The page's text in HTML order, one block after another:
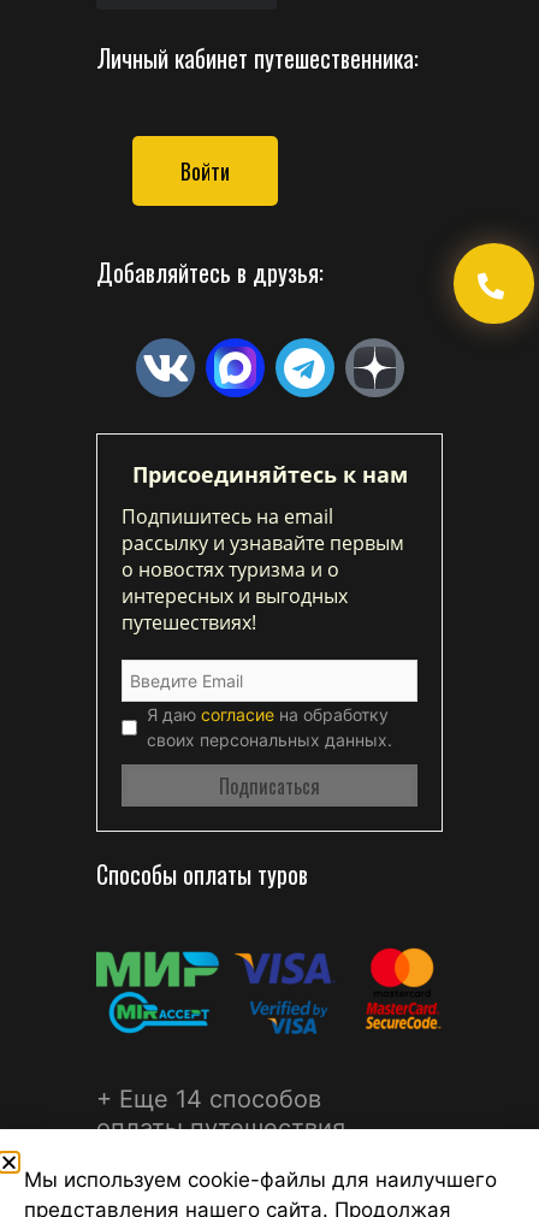
Личный кабинет путешественника:
Войти
Добавляйтесь в друзья:
Присоединяйтесь к нам
Подпишитесь на email
рассылку и узнавайте первым
о новостях туризма и о
интересных и выгодных
путешествиях!
Я даю согласие на обработку
своих персональных данных.
Способы оплаты туров
+ Еще 14 способов
оплаты путешествия
Мы используем cookie-файлы для наилучшего
представления нашего сайта. Продолжая